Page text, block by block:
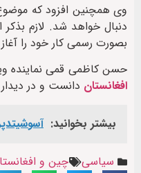
وی همچنین افزود که
دنبال خواهد شد. لازم
بصورت رسمی کار خود را
حسن کاظمی قمی نماینده
افغانستان دانست و در دیدار
بیشتر بخوانید:
سیاسی چین و